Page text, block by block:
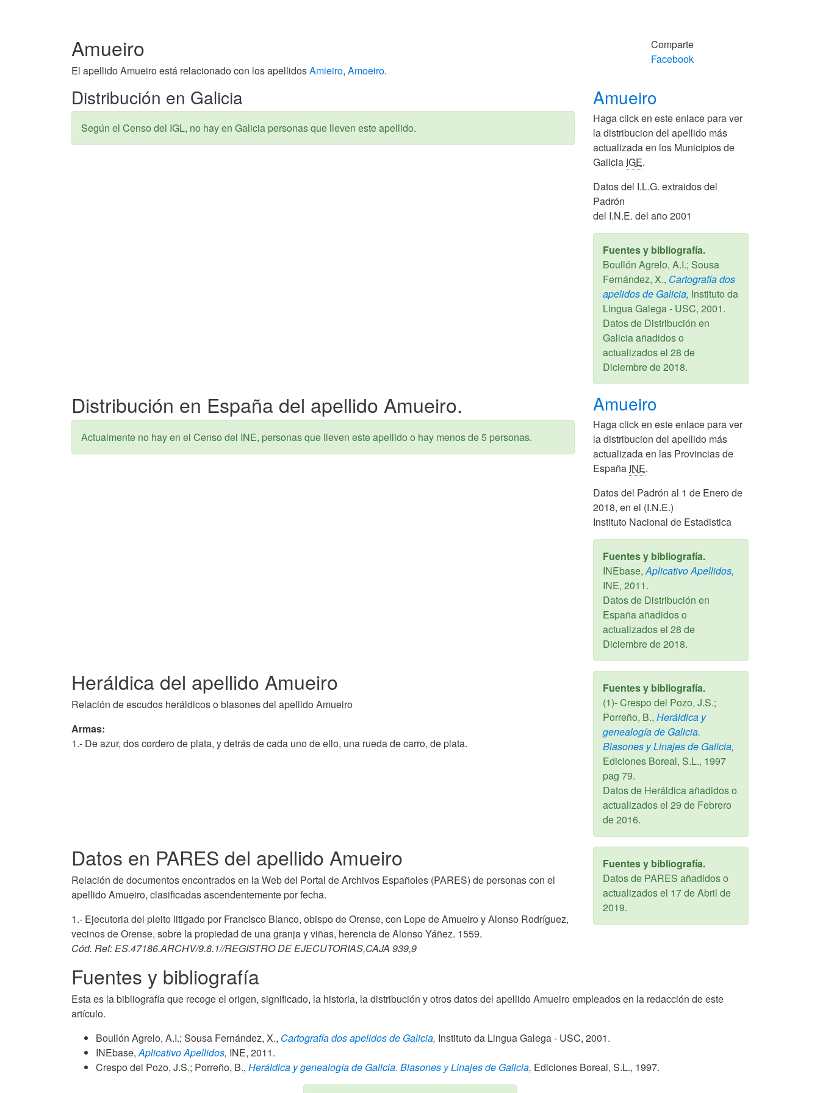
Amueiro
El apellido Amueiro está relacionado con los apellidosAmieiro, Amoeiro.
Comparte
Facebook
Distribución en Galicia
Según el Censo del IGL, no hay en Galicia personas que lleven este apellido.
Amueiro
Haga click en este enlace para ver
la distribucion del apellido más
actualizada en los Municipios de
Galicia IGE.
Datos del I.L.G. extraidos del
Padrón
del I.N.E. del año 2001
Fuentes y bibliografía.
Boullón Agrelo, A.I.; Sousa
Fernández, X., Cartografía dos
apelidos de Galicia, Instituto da
Lingua Galega - USC, 2001.
Datos de Distribución en
Galicia añadidos o
actualizados el 28 de
Diciembre de 2018.
Distribución en España del apellido Amueiro.
Actualmente no hay en el Censo del INE, personas que lleven este apellido o hay menos de 5 personas.
Amueiro
Haga click en este enlace para ver
la distribucion del apellido más
actualizada en las Provincias de
España INE.
Datos del Padrón al 1 de Enero de
2018, en el (I.N.E.)
Instituto Nacional de Estadistica
Fuentes y bibliografía.
INEbase, Aplicativo Apellidos,
INE, 2011.
Datos de Distribución en
España añadidos o
actualizados el 28 de
Diciembre de 2018.
Heráldica del apellido Amueiro
Relación de escudos heráldicos o blasones del apellido Amueiro
Armas:
1.- De azur, dos cordero de plata, y detrás de cada uno de ello, una rueda de carro, de plata.
Fuentes y bibliografía.
(1)- Crespo del Pozo, J.S.;
Porreño, B., Heráldica y
genealogía de Galicia.
Blasones y Linajes de Galicia,
Ediciones Boreal, S.L., 1997
pag 79.
Datos de Heráldica añadidos o
actualizados el 29 de Febrero
de 2016.
Datos en PARES del apellido Amueiro
Relación de documentos encontrados en la Web del Portal de Archivos Españoles (PARES) de personas con el
apellido Amueiro, clasificadas ascendentemente por fecha.
1.- Ejecutoria del pleito litigado por Francisco Blanco, obispo de Orense, con Lope de Amueiro y Alonso Rodríguez,
vecinos de Orense, sobre la propiedad de una granja y viñas, herencia de Alonso Yáñez. 1559.
Cód. Ref: ES.47186.ARCHV/9.8.1//REGISTRO DE EJECUTORIAS,CAJA 939,9
Fuentes y bibliografía.
Datos de PARES añadidos o
actualizados el 17 de Abril de
2019.
Fuentes y bibliografía
Esta es la bibliografía que recoge el origen, significado, la historia, la distribución y otros datos del apellido Amueiro empleados en la redacción de este
artículo.
Boullón Agrelo, A.I.; Sousa Fernández, X., Cartografía dos apelidos de Galicia, Instituto da Lingua Galega - USC, 2001.
INEbase, Aplicativo Apellidos, INE, 2011.
Crespo del Pozo, J.S.; Porreño, B., Heráldica y genealogía de Galicia. Blasones y Linajes de Galicia, Ediciones Boreal, S.L., 1997.